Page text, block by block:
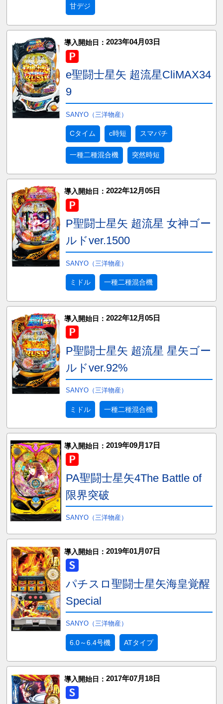
甘デジ
導入開始日： 2023年04月03日
e聖闘士星矢 超流星CliMAX34
9
SANYO（三洋物産）
Cタイム c時短 スマパチ
一種二種混合機 突然時短
導入開始日： 2022年12月05日
P聖闘士星矢 超流星 女神ゴー
ルドver.1500
SANYO（三洋物産）
ミドル 一種二種混合機
導入開始日： 2022年12月05日
P聖闘士星矢 超流星 星矢ゴー
ルドver.92%
SANYO（三洋物産）
ミドル 一種二種混合機
導入開始日： 2019年09月17日
PA聖闘士星矢4The Battle of
限界突破
SANYO（三洋物産）
導入開始日： 2019年01月07日
パチスロ聖闘士星矢海皇覚醒
Special
SANYO（三洋物産）
6.0～6.4号機 ATタイプ
導入開始日： 2017年07月18日